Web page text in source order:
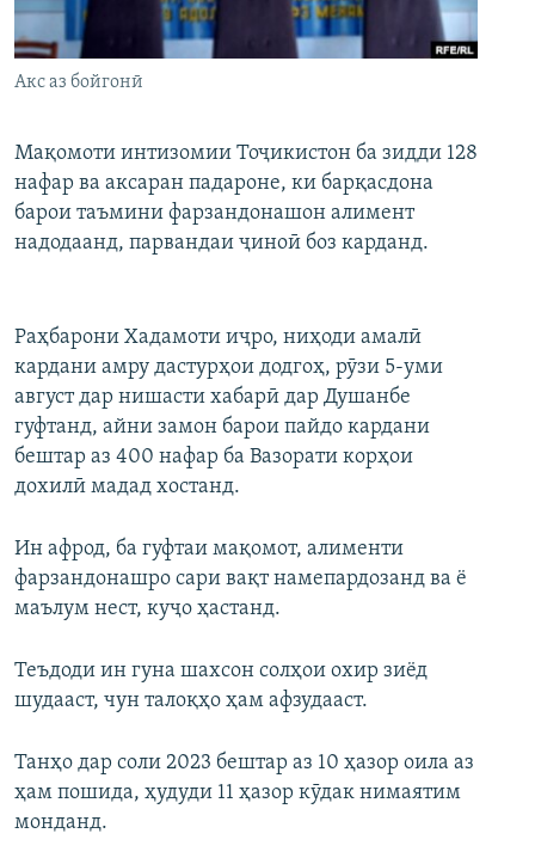
ГУЗОРИШҲОИ РАДИОӢ
Русский
Акс аз бойгонӣ
Мақомоти интизомии Тоҷикистон ба зидди 128
нафар ва аксаран падароне, ки барқасдона
барои таъмини фарзандонашон алимент
надодаанд, парвандаи ҷиноӣ боз карданд.
Раҳбарони Хадамоти иҷро, ниҳоди амалӣ
кардани амру дастурҳои додгоҳ, рӯзи 5-уми
август дар нишасти хабарӣ дар Душанбе
гуфтанд, айни замон барои пайдо кардани
бештар аз 400 нафар ба Вазорати корҳои
дохилӣ мадад хостанд.
Ин афрод, ба гуфтаи мақомот, алименти
фарзандонашро сари вақт намепардозанд ва ё
маълум нест, куҷо ҳастанд.
Теъдоди ин гуна шахсон солҳои охир зиёд
шудааст, чун талоқҳо ҳам афзудааст.
Танҳо дар соли 2023 бештар аз 10 ҳазор оила аз
ҳам пошида, ҳудуди 11 ҳазор кӯдак нимаятим
монданд.